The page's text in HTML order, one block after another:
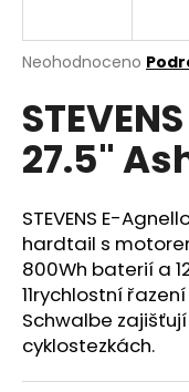
Průměrné
produktu
je
0,0
z
hvězdiček.
Neohodnoceno
27.5"
STEVENS E-
hardtail s
800Wh baterií a
11rychlostní
Schwalbe
cyklostezkách.
n
a
í
t
?